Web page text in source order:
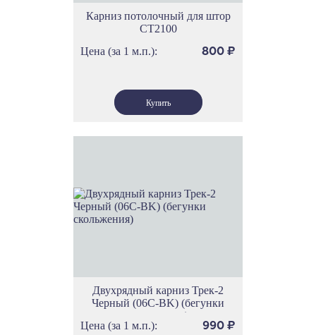
Карниз потолочный для штор
СТ2100
Цена (за 1 м.п.):
800 ₽
Двухрядный карниз Трек-2
Черный (06С-BK) (бегунки
скольжения)
Цена (за 1 м.п.):
990 ₽